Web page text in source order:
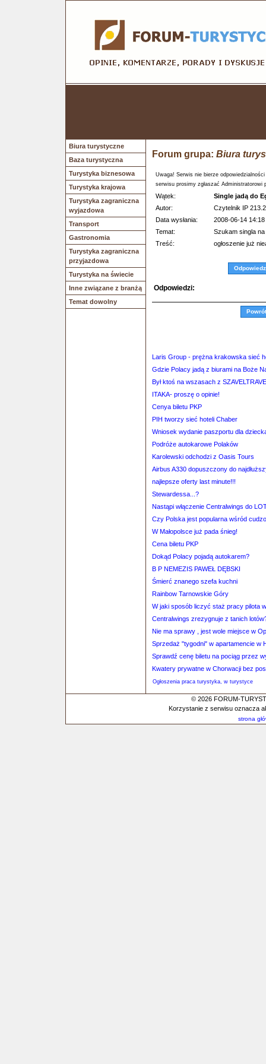
Biura turystyczne
Baza turystyczna
Turystyka biznesowa
Turystyka krajowa
Turystyka zagraniczna
wyjazdowa
Transport
Gastronomia
Turystyka zagraniczna
przyjazdowa
Turystyka na świecie
Inne związane z branżą
Temat dowolny
Forum grupa: Biura
Uwaga! Serwis nie bierze
serwisu prosimy zgłaszać Administratorowi
Wątek:
Single jadą do
Autor:
Czytelnik IP
Data wysłania:
2008-06-14 14:18
Temat:
Szukam singla
Treść:
ogłoszenie już
Odpowiedz
Odpowiedzi:
Laris Group - prężna krakowska sieć
Gdzie Polacy jadą z biurami na Boże
Był ktoś na wszasach z
ITAKA- proszę o opinie!
Cenya biletu PKP
PIH tworzy sieć hoteli Chaber
Wniosek wydanie paszportu dla
Podróże autokarowe Polaków
Karolewski odchodzi z Oasis Tours
Airbus A330 dopuszczony do
najlepsze oferty last minute!!!
Stewardessa...?
Nastąpi włączenie Centralwings do
Czy Polska jest popularna wśród
W Małopolsce już pada śnieg!
Cena biletu PKP
Dokąd Polacy pojadą autokarem?
B P NEMEZIS PAWEŁ DĘBSKI
Śmierć znanego szefa kuchni
Rainbow Tarnowskie Góry
W jaki sposób liczyć staż pracy pilota
Centralwings zrezygnuje z tanich
Nie ma sprawy , jest wole miejsce w
Sprzedaż "tygodni" w apartamencie w
Sprawdź cenę biletu na pociąg przez
Kwatery prywatne w Chorwacji bez
Ogłoszenia praca turystyka, w turystyce
© 2026 FORUM-
Korzystanie z serwisu oznacza
strona